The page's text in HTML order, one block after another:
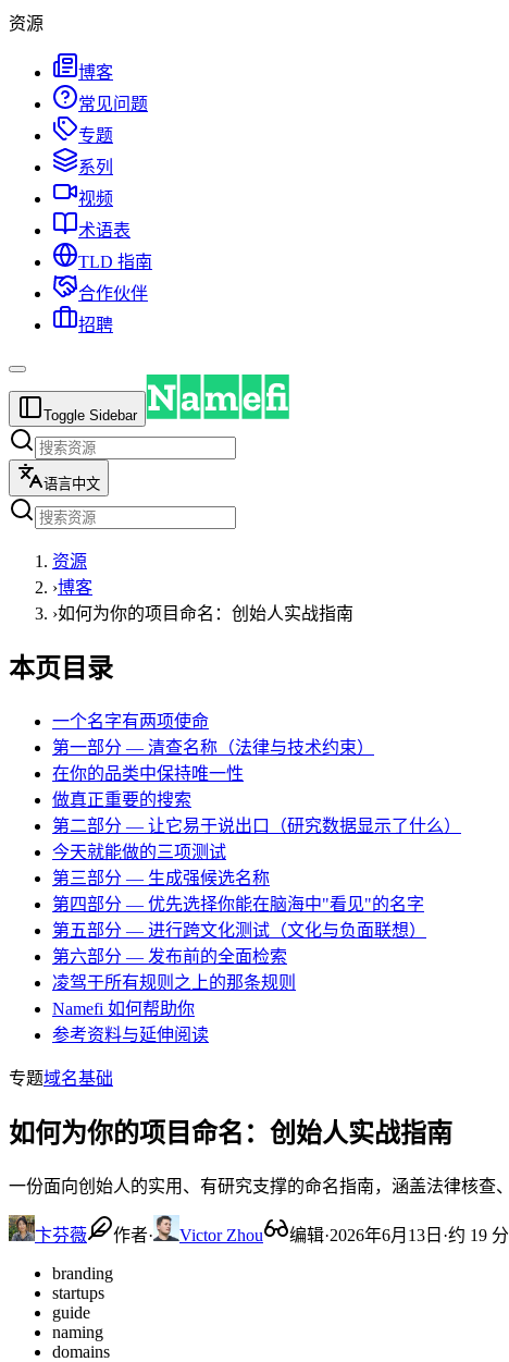
资源
博客
常见问题
专题
系列
视频
术语表
TLD 指南
合作伙伴
招聘
Toggle Sidebar
语言中文
资源
›博客
›如何为你的项目命名：创始人实战指南
本页目录
一个名字有两项使命
第一部分 — 清查名称（法律与技术约束）
在你的品类中保持唯一性
做真正重要的搜索
第二部分 — 让它易于说出口（研究数据显示了什么）
今天就能做的三项测试
第三部分 — 生成强候选名称
第四部分 — 优先选择你能在脑海中"看见"的名字
第五部分 — 进行跨文化测试（文化与负面联想）
第六部分 — 发布前的全面检索
凌驾于所有规则之上的那条规则
Namefi 如何帮助你
参考资料与延伸阅读
专题域名基础
如何为你的项目命名：创始人实战指南
一份面向创始人的实用、有研究支撑的命名指南，涵盖法律核查
卞芬薇 作者· Victor Zhou 编辑·2026年6月13日 ·约 19
branding
startups
guide
naming
domains